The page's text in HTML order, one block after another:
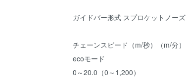
ガイドバー形式 スプロケットノーズ
チェーンスピード（m/秒）（m/分）
ecoモード
0～20.0（0～1,200）